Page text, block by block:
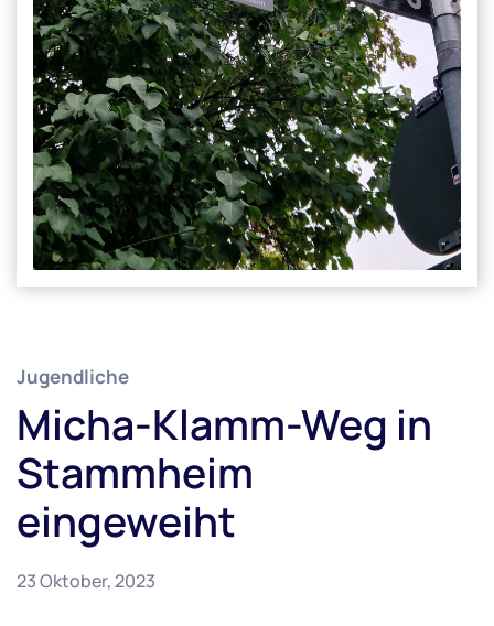
Jugendliche
Micha-Klamm-Weg in
Stammheim
eingeweiht
23 Oktober, 2023